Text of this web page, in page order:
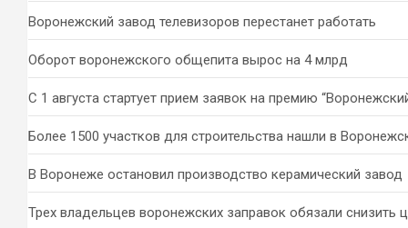
Воронежский завод телевизоров перестанет работать
Оборот воронежского общепита вырос на 4 млрд
С 1 августа стартует прием заявок на премию
Более 1500 участков для строительства нашли в
В Воронеже остановил производство керамический завод
Трех владельцев воронежских заправок обязали снизить